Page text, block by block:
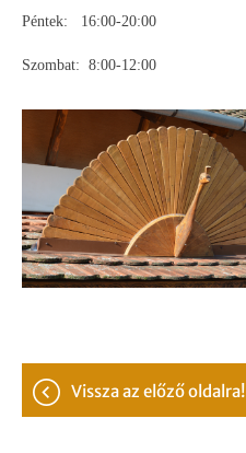
Péntek: 16:00-20:00
Szombat: 8:00-12:00
vissza az előző oldalra!